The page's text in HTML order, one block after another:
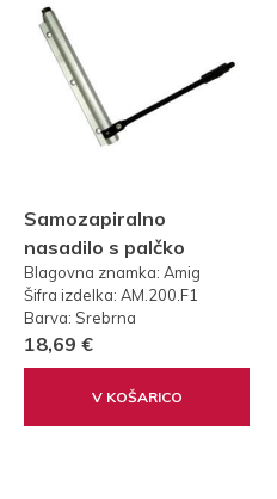
Samozapiralno
nasadilo s palčko
Blagovna znamka: Amig
Šifra izdelka: AM.200.F1
Barva: Srebrna
18,69 €
V KOŠARICO